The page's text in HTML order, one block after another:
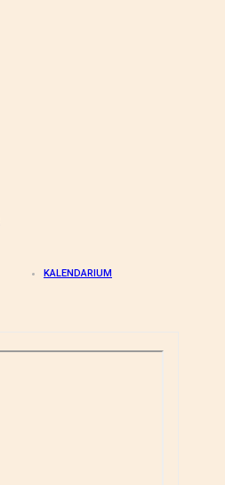
KALENDARIUM